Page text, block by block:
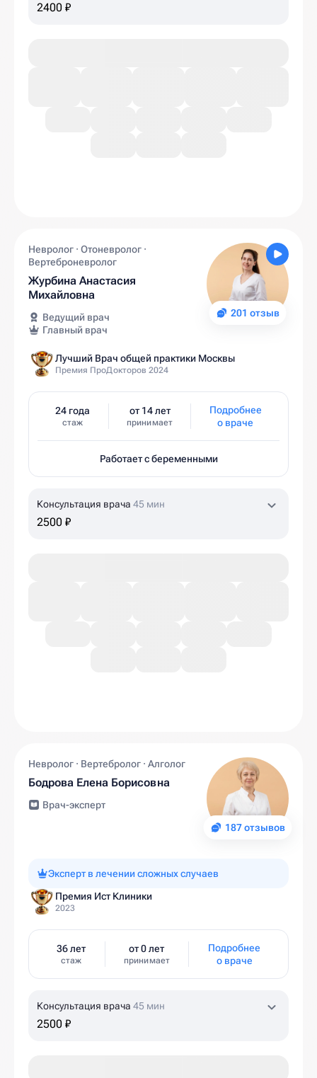
2400 ₽
201 отзыв
Невролог · Отоневролог ·
Вертеброневролог
Журбина Анастасия
Михайловна
Ведущий врач
Главный врач
Лучший Врач общей практики Москвы
Премия ПроДокторов 2024
24 года
стаж
от 14 лет
принимает
Подробнее
о враче
Работает с беременными
Консультация врача 45 мин
2500 ₽
187 отзывов
Невролог · Вертебролог · Алголог
Бодрова Елена Борисовна
Врач-эксперт
Эксперт в лечении сложных случаев
Премия Ист Клиники
2023
36 лет
стаж
от 0 лет
принимает
Подробнее
о враче
Консультация врача 45 мин
2500 ₽